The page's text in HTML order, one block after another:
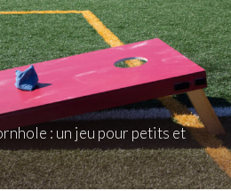
: un jeu pour petits et